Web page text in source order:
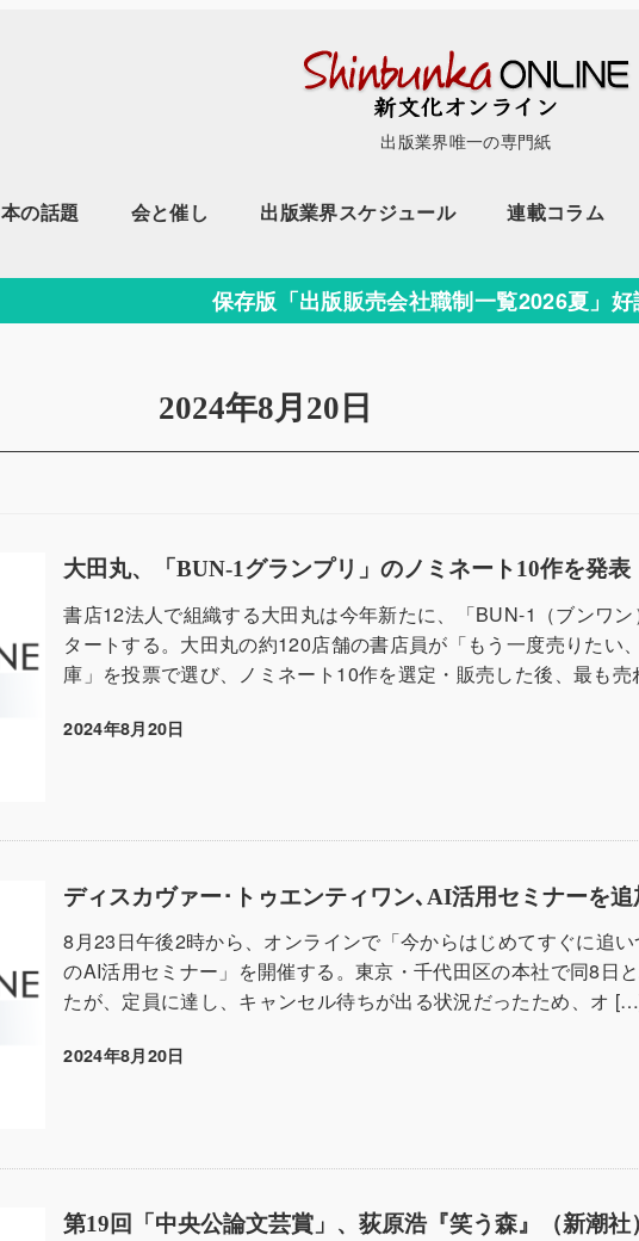
出版業界唯一の専門紙
本の話題 会と催し 出版業界スケジュール 連載コラム
保存版「出版販売会社職制一覧2026夏」好
2024年8月20日
大田丸、「BUN-1グランプリ」のノミネート10作を発表
書店12法人で組織する大田丸は今年新たに、「BUN-1（ブンワ
タートする。大田丸の約120店舗の書店員が「もう一度売りたい
庫」を投票で選び、ノミネート10作を選定・販売した後、最も
投稿日
2024年8月20日
ディスカヴァー･トゥエンティワン､AI活用セミナーを
8月23日午後2時から、オンラインで「今からはじめてすぐに追
のAI活用セミナー」を開催する。東京・千代田区の本社で同8日
たが、定員に達し、キャンセル待ちが出る状況だったため、オ
投稿日
2024年8月20日
第19回「中央公論文芸賞」、荻原浩『笑う森』（新潮社